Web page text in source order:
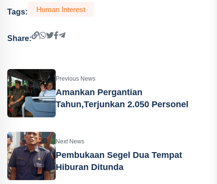
Tags: Human Interest
Share:
Previous News
Amankan Pergantian
Tahun,Terjunkan 2.050 Personel
Next News
Pembukaan Segel Dua Tempat
Hiburan Ditunda